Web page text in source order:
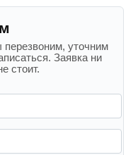
уточним
Заявка ни
стоит.